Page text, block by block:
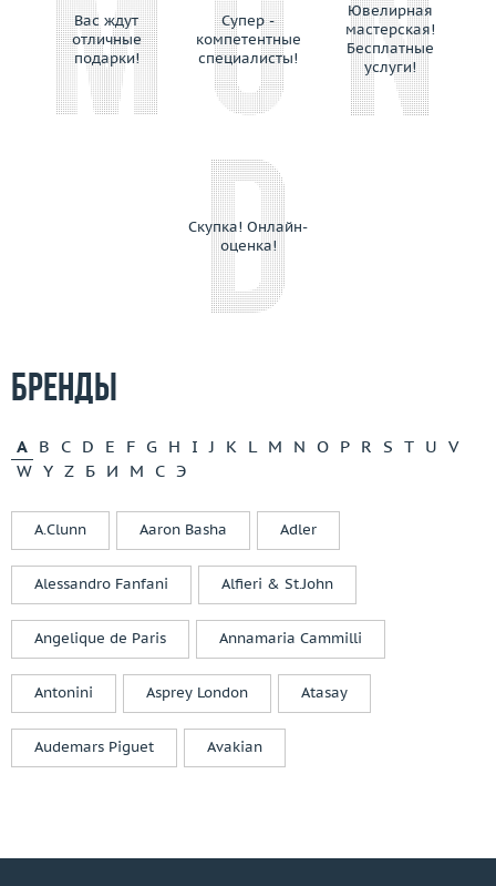
Вас ждут
отличные
подарки!
Супер -
компетентные
специалисты!
Ювелирная
мастерская!
Бесплатные
услуги!
Скупка! Онлайн-
оценка!
Бренды
A B C D E F G H I J K L M N O P R S T U V
W Y Z Б И М С Э
A.Clunn Aaron Basha Adler
Alessandro Fanfani Alfieri & St.John
Angelique de Paris Annamaria Cammilli
Antonini Asprey London Atasay
Audemars Piguet Avakian